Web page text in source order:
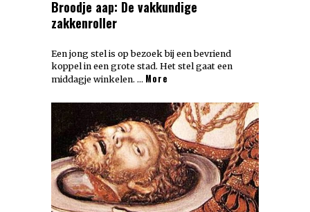
Broodje aap: De vakkundige
zakkenroller
Een jong stel is op bezoek bij een bevriend
koppel in een grote stad. Het stel gaat een
middagje winkelen. … More